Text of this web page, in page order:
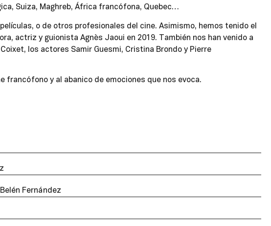
Suiza, Maghreb, África francófona, Quebec…
o de otros profesionales del cine. Asimismo, hemos tenido el
actriz y guionista Agnès Jaoui en 2019. También nos han venido a
los actores Samir Guesmi, Cristina Brondo y Pierre
francófono y al abanico de emociones que nos evoca.
Fernández